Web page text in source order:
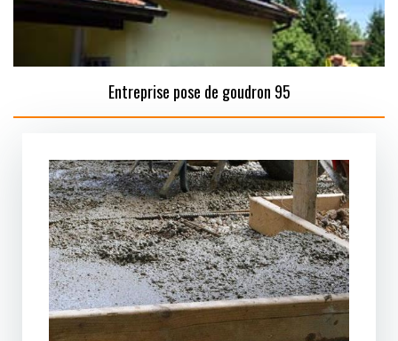
Entreprise pose de goudron 95